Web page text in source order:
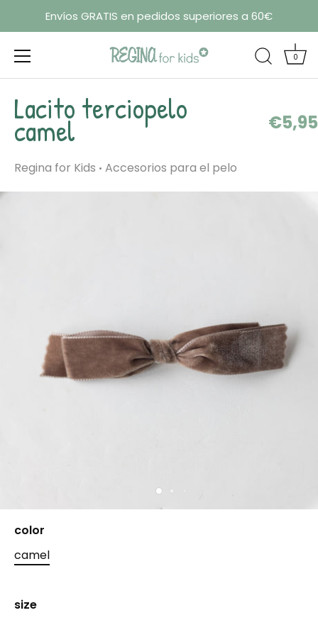
contenido
Envíos GRATIS en pedidos superiores a 60€
0
Regina for Kids • Accesorios para el pelo
€5,95
Lacito terciopelo
camel
color
camel
size